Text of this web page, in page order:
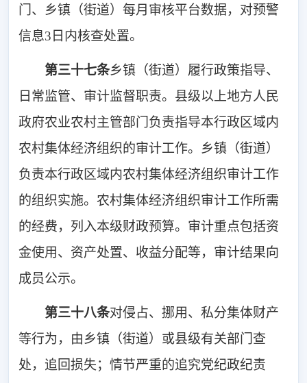
门、乡镇（街道）每月审核平台数据，对预警
信息3日内核查处置。
第三十七条乡镇（街道）履行政策指导、
日常监管、审计监督职责。县级以上地方人民
政府农业农村主管部门负责指导本行政区域内
农村集体经济组织的审计工作。乡镇（街道）
负责本行政区域内农村集体经济组织审计工作
的组织实施。农村集体经济组织审计工作所需
的经费，列入本级财政预算。审计重点包括资
金使用、资产处置、收益分配等，审计结果向
成员公示。
第三十八条对侵占、挪用、私分集体财产
等行为，由乡镇（街道）或县级有关部门查
处，追回损失；情节严重的追究党纪政纪责